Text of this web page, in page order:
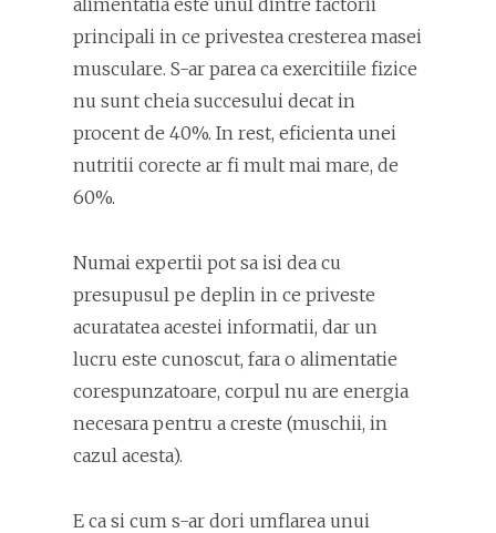
principali in ce privestea cresterea masei
musculare. S-ar parea ca exercitiile fizice
nu sunt cheia succesului decat in
procent de 40%. In rest, eficienta unei
nutritii corecte ar fi mult mai mare, de
60%.
Numai expertii pot sa isi dea cu
presupusul pe deplin in ce priveste
acuratatea acestei informatii, dar un
lucru este cunoscut, fara o alimentatie
corespunzatoare, corpul nu are energia
necesara pentru a creste (muschii, in
cazul acesta).
E ca si cum s-ar dori umflarea unui